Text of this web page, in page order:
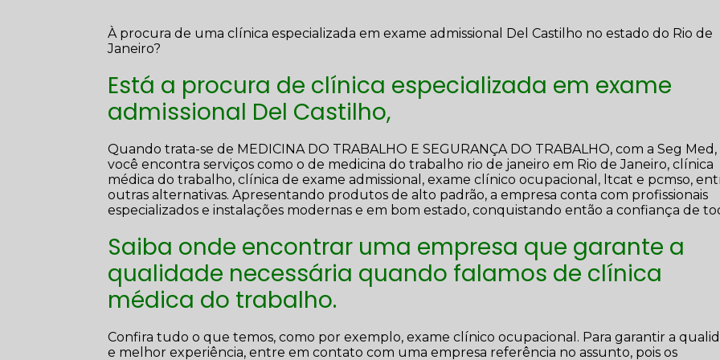
À procura de uma clínica especializada em exame admissional Del Castilho no estado do Rio de
Janeiro?
Está a procura de clínica especializada em exame
admissional Del Castilho,
Quando trata-se de MEDICINA DO TRABALHO E SEGURANÇA DO TRABALHO, com a Seg Med,
você encontra serviços como o de medicina do trabalho rio de janeiro em Rio de Janeiro, clínica
médica do trabalho, clínica de exame admissional, exame clínico ocupacional, ltcat e pcmso,
outras alternativas. Apresentando produtos de alto padrão, a empresa conta com profissionais
especializados e instalações modernas e em bom estado, conquistando então a confiança de
Saiba onde encontrar uma empresa que garante a
qualidade necessária quando falamos de clínica
médica do trabalho.
Confira tudo o que temos, como por exemplo, exame clínico ocupacional. Para garantir a
e melhor experiência, entre em contato com uma empresa referência no assunto, pois os